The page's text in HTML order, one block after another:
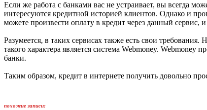
Если же работа с банками вас не устраивает, вы всегда
интересуются кредитной историей клиентов. Однако и
можете произвести оплату в кредит через данный
Разумеется, в таких сервисах также есть свои
такого характера является система Webmoney.
банки.
Таким образом, кредит в интернете получить довольно
похожие записи: